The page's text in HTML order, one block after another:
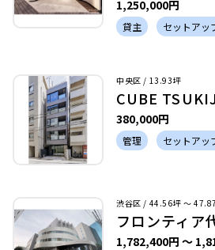
1,250,000円
貸主 セットアッ
中央区 / 13.93坪
CUBE
380,000円
管理 セットアッ
渋谷区 / 44.56坪 〜
フロンティア
1,782,400円 〜